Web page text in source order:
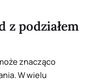
z podziałem
znacząco
W wielu